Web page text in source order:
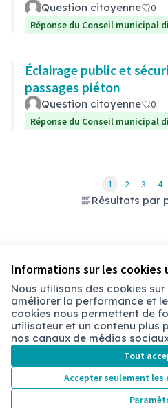
Informations sur les cookies
Nous utilisons des cookies
améliorer la performance et
cookies nous permettent de
utilisateur et un contenu plus
nos canaux de médias
Tout
Accepter seulement les
Question citoyenne
0
Réponse du Conseil municipal
Éclairage public et
passages piéton
Question citoyenne
0
Réponse du Conseil municipal
Résultats par
1 2 3 4
Conditions d'utilisation
Paramètres des cookies
Chambéry sur X
(Lien externe)
Chambéry sur Facebook
Chambéry sur Instagram